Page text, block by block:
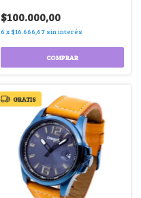
$100.000,00
6 x$16.666,67 sin interés
COMPRAR
GRATIS